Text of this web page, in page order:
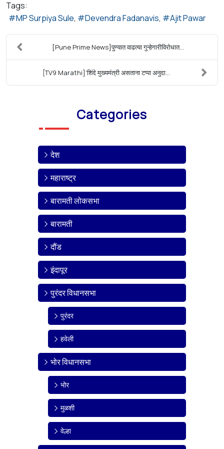
Tags:
MP Surpiya Sule
Devendra Fadanavis Ajit Pawar
[Pune Prime News]पुण्यात वाढत्या गुन्हेगारीविरोधात...
[TV9 Marathi]'शिंदे मुख्यमंत्री असताना टप्पा अनुदा...
Categories
देश
महाराष्ट्र
बारामती लोकसभा
बारामती
दौंड
इंदापूर
पुरंदर विधानसभा
पुरंदर
हवेली
भोर विधानसभा
भोर
मुळशी
वेल्हा